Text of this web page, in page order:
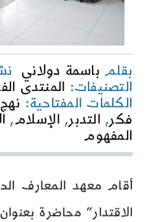
بقلم باسمة دولاني
التصنيفات: المنتدى
الكلمات المفتاحية:
فكر, التدبر, الإسلام,
المفهوم
أقام معهد المعارف
الاقتدار” محاضرة